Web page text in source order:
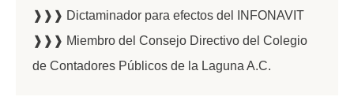
❱❱❱ Dictaminador para efectos del INFONAVIT
❱❱❱ Miembro del Consejo Directivo del Colegio
de Contadores Públicos de la Laguna A.C.